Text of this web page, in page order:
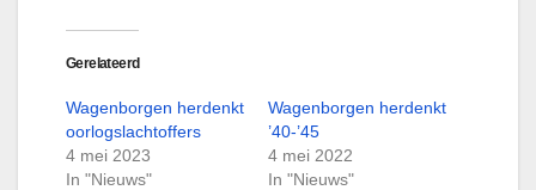
Gerelateerd
Wagenborgen herdenkt
oorlogslachtoffers
4 mei 2023
In "Nieuws"
Wagenborgen herdenkt
’40-’45
4 mei 2022
In "Nieuws"